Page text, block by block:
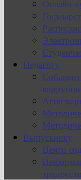
Онлайн-
Педагогу
Выпускнику
Центр